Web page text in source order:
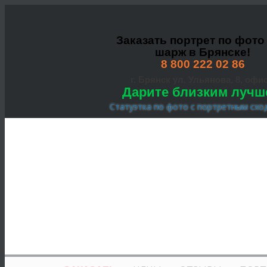
Заказать портрет по
шарж в Брянске!
8 800 222 02 86
Дарите близким
Статуэтка по фото с портретным